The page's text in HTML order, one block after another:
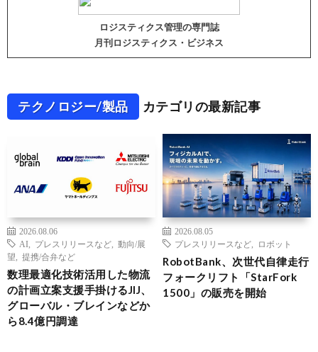
ロジスティクス管理の専門誌
月刊ロジスティクス・ビジネス
テクノロジー/製品 カテゴリの最新記事
2026.08.06
AI
プレスリリースなど
動向/展
望
提携/合弁など
数理最適化技術活用した物流
の計画立案支援手掛けるJIJ、
グローバル・ブレインなどか
ら8.4億円調達
2026.08.05
プレスリリースなど
ロボット
RobotBank、次世代自律走行
フォークリフト「StarFork
1500」の販売を開始